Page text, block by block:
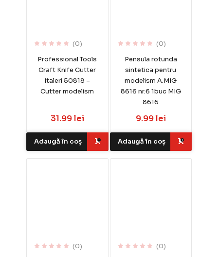
(0)
Professional Tools
Craft Knife Cutter
Italeri 50818 –
Cutter modelism
31.99 lei
Adaugă în coș
(0)
Pensula rotunda
sintetica pentru
modelism A.MIG
8616 nr.6 1buc MIG
8616
9.99 lei
Adaugă în coș
(0) (0)